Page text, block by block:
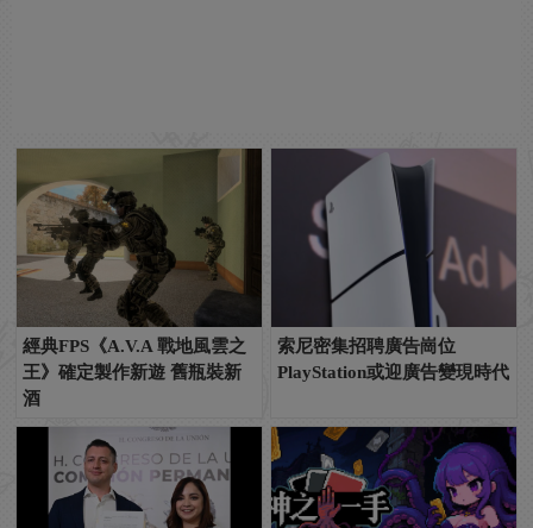
經典FPS《A.V.A 戰地風雲之
王》確定製作新遊 舊瓶裝新
酒
索尼密集招聘廣告崗位
PlayStation或迎廣告變現時代